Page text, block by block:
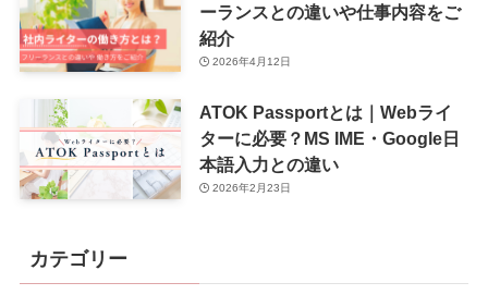
ーランスとの違いや仕事内容をご
紹介
2026年4月12日
ATOK Passportとは｜Webライ
ターに必要？MS IME・Google日
本語入力との違い
2026年2月23日
カテゴリー